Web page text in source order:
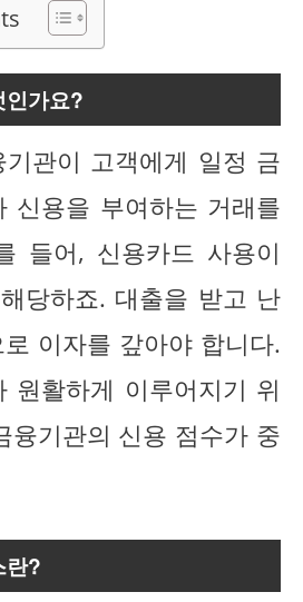
인가요?
기관이 고객에게 일정 금
신용을 부여하는 거래를
들어, 신용카드 사용이
당하죠. 대출을 받고 난
이자를 갚아야 합니다.
원활하게 이루어지기 위
융기관의 신용 점수가 중
란?